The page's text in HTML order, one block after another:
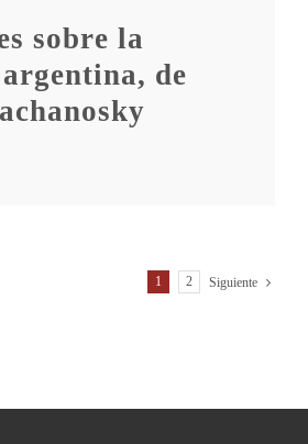
sobre la
de
1 2 Siguiente